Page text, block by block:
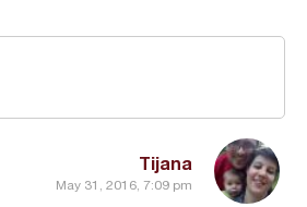
Tijana
May 31, 2016, 7:09 pm